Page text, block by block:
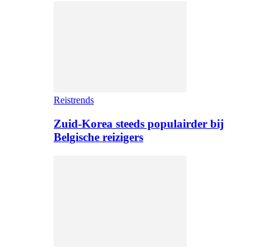
Reistrends
Zuid-Korea steeds populairder bij
Belgische reizigers